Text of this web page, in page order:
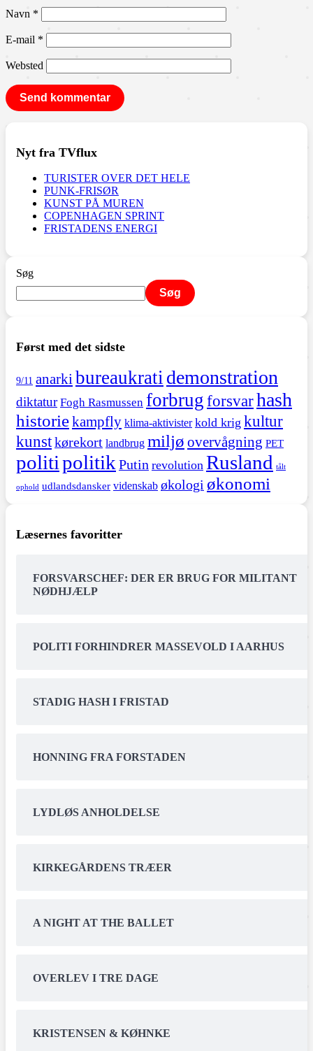
Navn *
E-mail *
Websted
Nyt fra TVflux
TURISTER OVER DET HELE
PUNK-FRISØR
KUNST PÅ MUREN
COPENHAGEN SPRINT
FRISTADENS ENERGI
Søg
Søg
Først med det sidste
9/11 anarkibureaukrati demonstration
diktatur Fogh Rasmussen forbrugforsvarhash
historiekampfly klima-aktivister kold krig kultur
kunstkørekort landbrug miljø overvågning PET
politipolitikPutin revolution Rusland tålt
ophold udlandsdansker videnskab økologi økonomi
Læsernes favoritter
FORSVARSCHEF: DER ER BRUG FOR MILITANT
NØDHJÆLP
POLITI FORHINDRER MASSEVOLD I AARHUS
STADIG HASH I FRISTAD
HONNING FRA FORSTADEN
LYDLØS ANHOLDELSE
KIRKEGÅRDENS TRÆER
A NIGHT AT THE BALLET
OVERLEV I TRE DAGE
KRISTENSEN & KØHNKE